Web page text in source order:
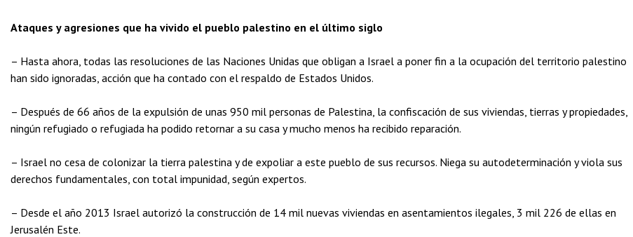
Ataques y agresiones que ha vivido el pueblo palestino en el último siglo
– Hasta ahora, todas las resoluciones de las Naciones Unidas que obligan a Israel a poner fin a la ocupación del territorio palestino
han sido ignoradas, acción que ha contado con el respaldo de Estados Unidos.
– Después de 66 años de la expulsión de unas 950 mil personas de Palestina, la confiscación de sus viviendas, tierras y propiedades,
ningún refugiado o refugiada ha podido retornar a su casa y mucho menos ha recibido reparación.
– Israel no cesa de colonizar la tierra palestina y de expoliar a este pueblo de sus recursos. Niega su autodeterminación y viola sus
derechos fundamentales, con total impunidad, según expertos.
– Desde el año 2013 Israel autorizó la construcción de 14 mil nuevas viviendas en asentamientos ilegales, 3 mil 226 de ellas en
Jerusalén Este.